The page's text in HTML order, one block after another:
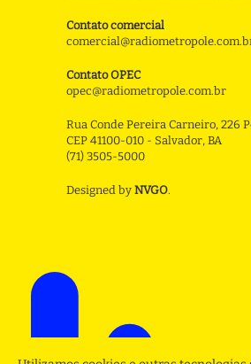
Contato comercial
Contato OPEC
opec@radiometropole.com.br
Rua Conde Pereira Carneiro, 226
CEP 41100-010 - Salvador, BA
(71) 3505-5000
Designed by NVGO.